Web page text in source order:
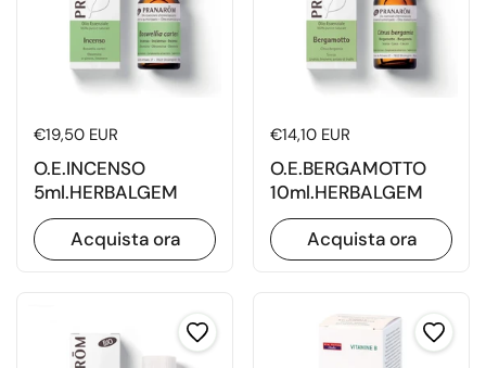
Prezzo di listino
€19,50 EUR
O.E.INCENSO
5ml.HERBALGEM
Acquista ora
Prezzo di listino
€14,10 EUR
O.E.BERGAMOTTO
10ml.HERBALGEM
Acquista ora